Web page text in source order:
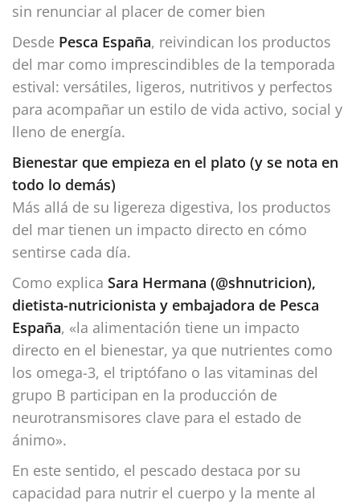
sin renunciar al placer de comer bien
Desde Pesca España, reivindican los productos
del mar como imprescindibles de la temporada
estival: versátiles, ligeros, nutritivos y perfectos
para acompañar un estilo de vida activo, social y
lleno de energía.
Bienestar que empieza en el plato (y se nota en
todo lo demás)
Más allá de su ligereza digestiva, los productos
del mar tienen un impacto directo en cómo
sentirse cada día.
Como explica Sara Hermana (@shnutricion),
dietista-nutricionista y embajadora de Pesca
España, «la alimentación tiene un impacto
directo en el bienestar, ya que nutrientes como
los omega-3, el triptófano o las vitaminas del
grupo B participan en la producción de
neurotransmisores clave para el estado de
ánimo».
En este sentido, el pescado destaca por su
capacidad para nutrir el cuerpo y la mente al